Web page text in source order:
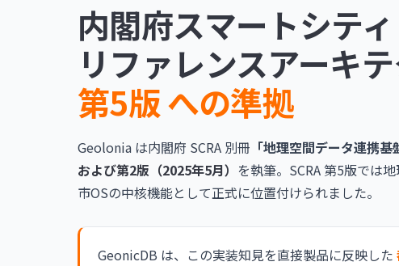
内閣府スマートシティ
リファレンスアーキ
第5版 への準拠
Geolonia は内閣府 SCRA 別冊 「地理空間データ連携基
および第2版（2025年5月） を執筆。SCRA 第5版では
市OSの中核機能として正式に位置付けられました。
GeonicDB は、この実装知見を直接製品に反映した